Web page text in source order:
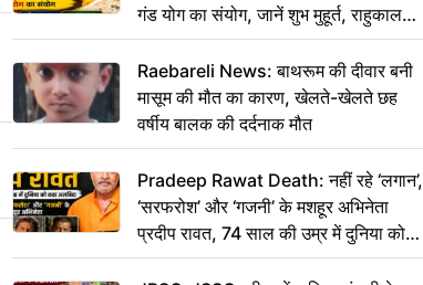
गंड योग का संयोग, जानें शुभ मुहूर्त, राहुकाल
और दिनभर का पंचांग
Raebareli News: बाथरूम की दीवार बनी
मासूम की मौत का कारण, खेलते-खेलते छह
वर्षीय बालक की दर्दनाक मौत
Pradeep Rawat Death: नहीं रहे ‘लगान’,
‘सरफरोश’ और ‘गजनी’ के मशहूर अभिनेता
प्रदीप रावत, 74 साल की उम्र में दुनिया को
कहा अलविदा